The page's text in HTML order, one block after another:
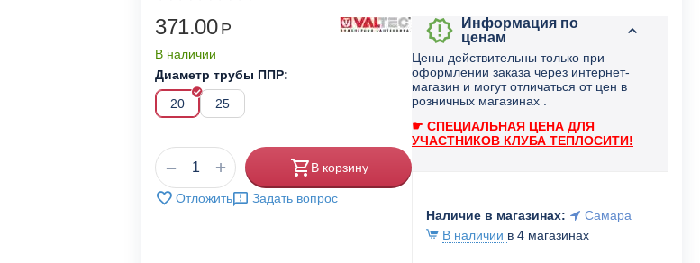
371.00 Р
В наличии
Диаметр трубы ППР:
20
25
+
− В корзину
Отложить Задать вопрос
Информация по
ценам
Цены действительны только при
оформлении заказа через интернет-
магазин и могут отличаться от цен в
розничных магазинах .
☛ СПЕЦИАЛЬНАЯ ЦЕНА ДЛЯ
УЧАСТНИКОВ КЛУБА ТЕПЛОСИТИ!
Наличие в магазинах:
Самара
В наличии в 4 магазинах